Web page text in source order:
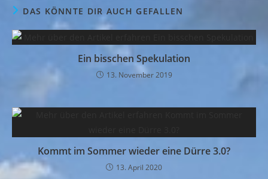
DAS KÖNNTE DIR AUCH GEFALLEN
Ein bisschen Spekulation
13. November 2019
Kommt im Sommer wieder eine Dürre 3.0?
13. April 2020